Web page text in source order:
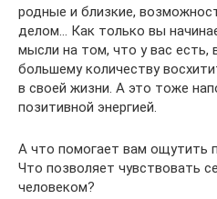
родные и близкие,
делом… Как только вы
мысли на том, что у вас есть,
большему количеству
в своей жизни. А это тоже
позитивной энергией.
А что помогает вам ощутить
Что позволяет чувствовать
человеком?